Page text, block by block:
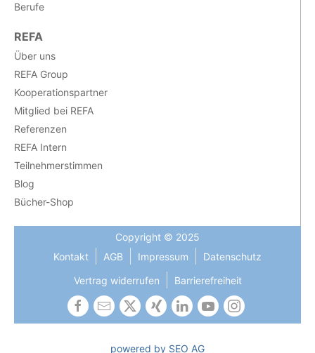
Berufe
REFA
Über uns
REFA Group
Kooperationspartner
Mitglied bei REFA
Referenzen
REFA Intern
Teilnehmerstimmen
Blog
Bücher-Shop
Copyright © 2025
Kontakt
AGB Impressum
Datenschutz
Vertrag widerrufen
Barrierefreiheit
powered by SEO AG